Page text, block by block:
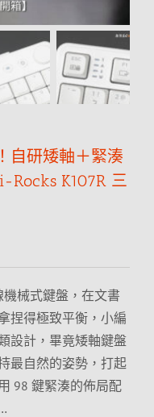
自研矮軸＋緊湊
Rocks K107R 三
械式鍵盤，在文書
捏得極致平衡，小編
設計，畢竟矮軸鍵盤
最自然的姿勢，打起
98 鍵緊湊的佈局配